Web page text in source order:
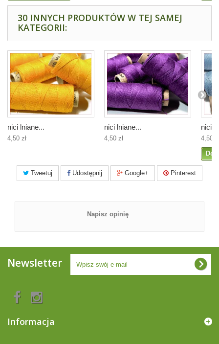
30 INNYCH PRODUKTÓW W TEJ SAMEJ
KATEGORII:
nici lniane...
4,50 zł
nici lniane...
4,50 zł
nici
4,50
Tweetuj Udostępnij Google+ Pinterest
Napisz opinię
Newsletter
Informacja